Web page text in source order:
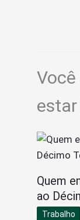
Quem
ao
Trabalho